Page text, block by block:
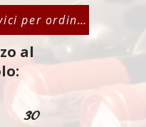
Scrivici per ordinare
al
30